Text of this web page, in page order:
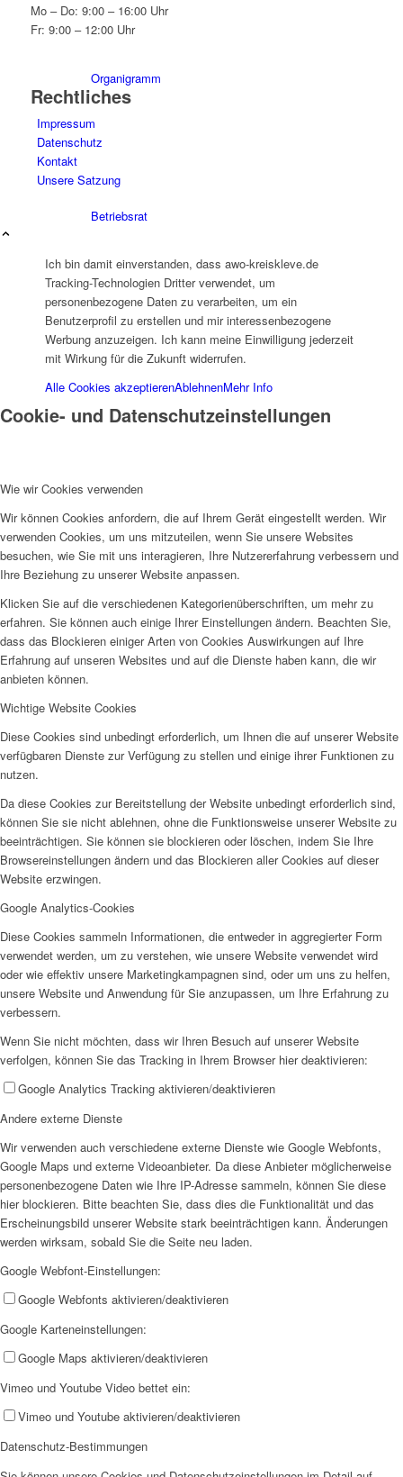
Organigramm
Betriebsrat
Projekte & Aktionen
AG Wohlfahrt im Kreis Kleve
Links
Wir als Arbeitgeberin
Mitglied werden
Ehrenamt
Ortsvereine
Mo – Do: 9:00 – 16:00 Uhr
Fr: 9:00 – 12:00 Uhr
Rechtliches
Impressum
Datenschutz
Kontakt
Unsere Satzung
Ich bin damit einverstanden, dass awo-kreiskleve.de
Tracking-Technologien Dritter verwendet, um
personenbezogene Daten zu verarbeiten, um ein
Benutzerprofil zu erstellen und mir interessenbezogene
Werbung anzuzeigen. Ich kann meine Einwilligung jederzeit
mit Wirkung für die Zukunft widerrufen.
Alle Cookies akzeptierenAblehnenMehr Info
Cookie- und Datenschutzeinstellungen
Wie wir Cookies verwenden
Wir können Cookies anfordern, die auf Ihrem Gerät eingestellt werden. Wir
verwenden Cookies, um uns mitzuteilen, wenn Sie unsere Websites
besuchen, wie Sie mit uns interagieren, Ihre Nutzererfahrung verbessern und
Ihre Beziehung zu unserer Website anpassen.
Klicken Sie auf die verschiedenen Kategorienüberschriften, um mehr zu
erfahren. Sie können auch einige Ihrer Einstellungen ändern. Beachten Sie,
dass das Blockieren einiger Arten von Cookies Auswirkungen auf Ihre
Erfahrung auf unseren Websites und auf die Dienste haben kann, die wir
anbieten können.
Wichtige Website Cookies
Diese Cookies sind unbedingt erforderlich, um Ihnen die auf unserer Website
verfügbaren Dienste zur Verfügung zu stellen und einige ihrer Funktionen zu
nutzen.
Da diese Cookies zur Bereitstellung der Website unbedingt erforderlich sind,
können Sie sie nicht ablehnen, ohne die Funktionsweise unserer Website zu
beeinträchtigen. Sie können sie blockieren oder löschen, indem Sie Ihre
Browsereinstellungen ändern und das Blockieren aller Cookies auf dieser
Website erzwingen.
Google Analytics-Cookies
Diese Cookies sammeln Informationen, die entweder in aggregierter Form
verwendet werden, um zu verstehen, wie unsere Website verwendet wird
oder wie effektiv unsere Marketingkampagnen sind, oder um uns zu helfen,
unsere Website und Anwendung für Sie anzupassen, um Ihre Erfahrung zu
verbessern.
Wenn Sie nicht möchten, dass wir Ihren Besuch auf unserer Website
verfolgen, können Sie das Tracking in Ihrem Browser hier deaktivieren:
Google Analytics Tracking aktivieren/deaktivieren
Andere externe Dienste
Wir verwenden auch verschiedene externe Dienste wie Google Webfonts,
Google Maps und externe Videoanbieter. Da diese Anbieter möglicherweise
personenbezogene Daten wie Ihre IP-Adresse sammeln, können Sie diese
hier blockieren. Bitte beachten Sie, dass dies die Funktionalität und das
Erscheinungsbild unserer Website stark beeinträchtigen kann. Änderungen
werden wirksam, sobald Sie die Seite neu laden.
Google Webfont-Einstellungen:
Google Webfonts aktivieren/deaktivieren
Google Karteneinstellungen:
Google Maps aktivieren/deaktivieren
Vimeo und Youtube Video bettet ein:
Vimeo und Youtube aktivieren/deaktivieren
Datenschutz-Bestimmungen